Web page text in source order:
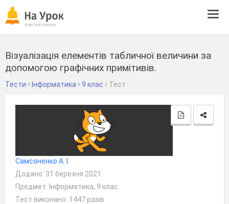
Візуалізація елементів табличної величини за
допомогою графічних примітивів.
Тести Інформатика 9 клас Тест
Самсоненко А. І.
Додано: 31 березня 2021
Предмет: Інформатика, 9 клас
Тест виконано: 1447 разів